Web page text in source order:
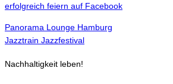
erfolgreich feiern auf Facebook
Panorama Lounge Hamburg
Jazztrain Jazzfestival
Nachhaltigkeit leben!